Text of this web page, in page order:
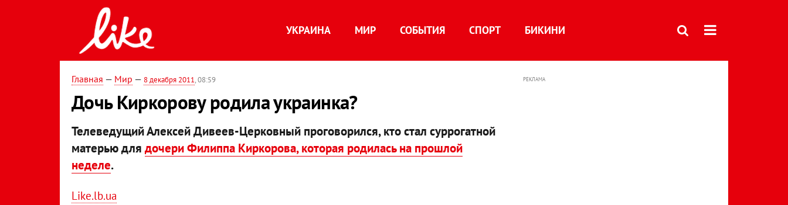
УКРАИНА МИР СОБЫТИЯ СПОРТ БИКИНИ
Главная — Мир — 8 декабря 2011, 08:59
Дочь Киркорову родила украинка?
Телеведущий Алексей Дивеев-Церковный проговорился, кто стал суррогатной
матерью для дочери Филиппа Киркорова, которая родилась на прошлой
неделе.
Like.lb.ua
РЕКЛАМА